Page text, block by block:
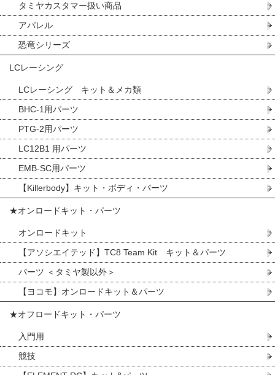
タミヤカスタマー扱い商品
アパレル
恐竜シリーズ
LCレーシング
LCレーシング キット＆メカ類
BHC-1用パーツ
PTG-2用パーツ
LC12B1 用パーツ
EMB-SC用パーツ
【Killerbody】キット・ボディ・パーツ
★オンロードキット・パーツ
オンロードキット
【アソシエイテッド】TC8 Team Kit キット＆パーツ
パーツ ＜タミヤ製以外＞
【ヨコモ】オンロードキット＆パーツ
★オフロードキット・パーツ
入門用
競技